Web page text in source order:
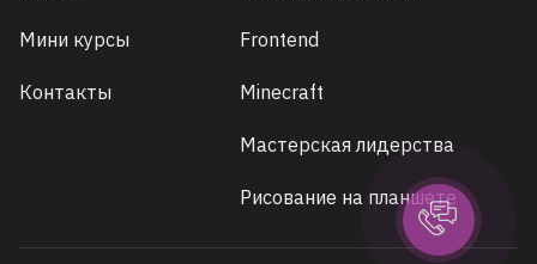
Мини курсы
Контакты
Frontend
Minecraft
Мастерская лидерства
Рисование на планшете